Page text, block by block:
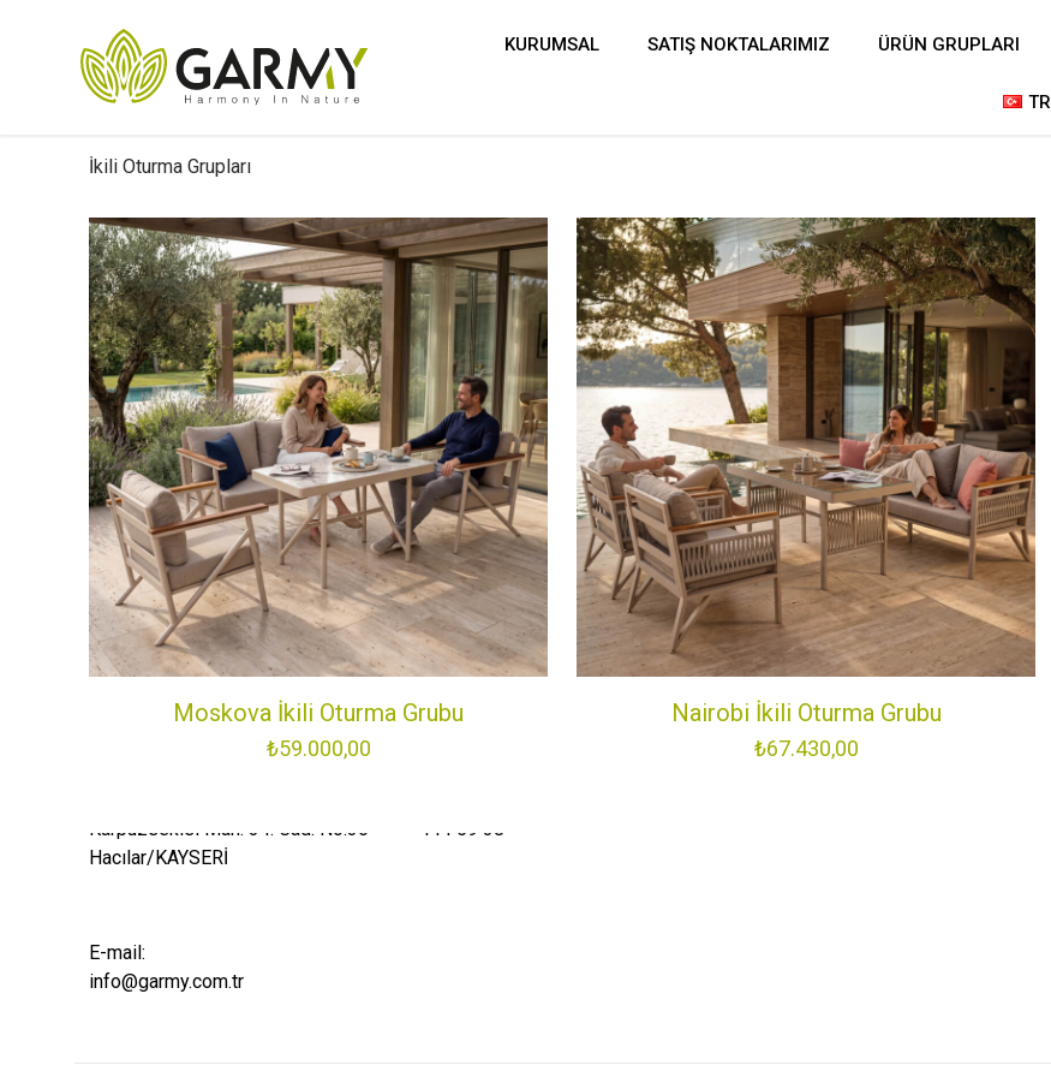
KURUMSAL SATIŞ NOKTALARIMIZ ÜRÜN GRUPLARI
TR
İkili Oturma Grupları
Moskova İkili Oturma Grubu
₺59.000,00
Nairobi İkili Oturma Grubu
₺67.430,00
Garmy, dış mekan yaşam alanlarını güzelleştirmek için
kuruldu. Amacımız; şıklığı, dayanıklılığı ve konforu bir araya
getiren bahçe mobilyaları ve balkon mobilyaları tasarlayarak
yaşam alanlarınıza değer katmaktır.
Karpuzsekisi Mah. 34. Cad. No:36
Hacılar/KAYSERİ
444 59 38
E-mail:
info@garmy.com.tr
KURUMSAL
SATIŞ NOKTALARIMIZ
BAYİLİK BAŞVURUSU